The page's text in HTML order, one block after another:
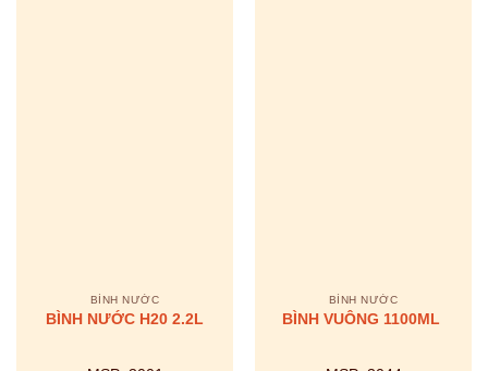
BÌNH NƯỚC
BÌNH NƯỚC H20 2.2L
BÌNH NƯỚC
BÌNH VUÔNG 1100ML